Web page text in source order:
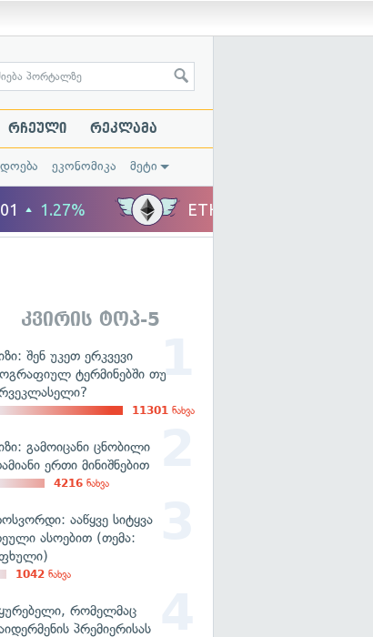
რჩეული რეკლამა
ეკონომიკა მეტი
კვირის ტოპ-5
შენ უკეთ ერკვევი
ტერმინებში თუ
11301 ნახვა
გამოიცანი ცნობილი
ერთი მინიშნებით
4216 ნახვა
ააწყვე სიტყვა
ასოებით (თემა:
1042 ნახვა
რომელმაც
პრემიერისას